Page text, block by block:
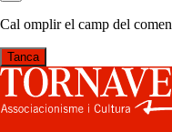
Cal omplir el camp del
Tanca